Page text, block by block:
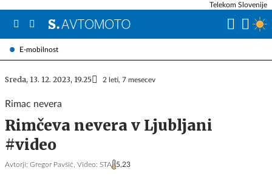
E-mobilnost
Telekom Slovenije
Sreda, 13. 12. 2023, 19.25 2 leti, 7 mesecev
Rimac nevera
Rimčeva nevera v Ljubljani
#video
Avtorji: Gregor Pavšič, Video: STA 5,23